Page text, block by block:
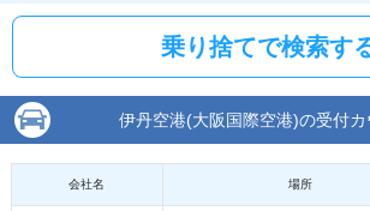
乗り捨てで検索す
伊丹空港(大阪国際空港)の受付
会社名 場所